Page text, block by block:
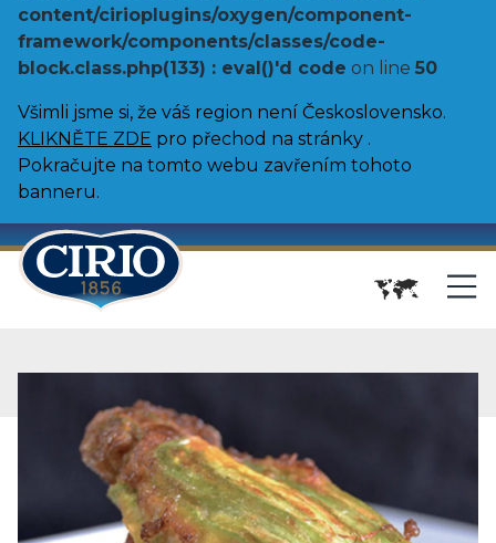
content/cirioplugins/oxygen/component-
framework/components/classes/code-
block.class.php(133) : eval()'d code on line 50
Všimli jsme si, že váš region není Československo.
KLIKNĚTE ZDE pro přechod na stránky .
Pokračujte na tomto webu zavřením tohoto
banneru.